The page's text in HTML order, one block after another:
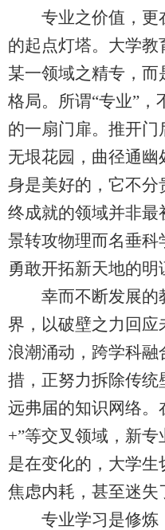
专业之价值，更
的起点灯塔。大学
某一领域之精专，
格局。所谓“专业”，
的一扇门扉。推开
无垠花园，曲径通幽
身是美好的，它不分
终成就的领域并非
景转攻物理而名垂科
勇敢开拓新天地的明
幸而不断发展的
界，以破壁之力回
浪潮涌动，跨学科
措，正努力拆除传
远弗届的知识网络。
+”等交叉领域，新
是在变化的，大学
焦虑内耗，甚至迷失
专业学习是修炼